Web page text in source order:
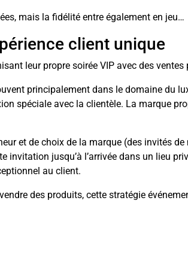
mais la fidélité entre également en jeu…
client unique
leur propre soirée VIP avec des
principalement dans le domaine du
spéciale avec la clientèle. La marque
et de choix de la marque (des invités
invitation jusqu’à l’arrivée dans un lieu
au client.
des produits, cette stratégie